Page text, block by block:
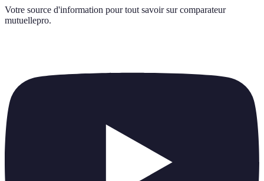
Votre source d'information pour tout savoir sur comparateur
mutuellepro.